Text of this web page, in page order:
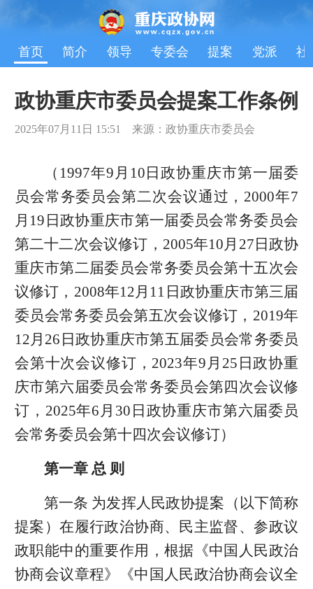
首页 简介 领导 专委会 提案 党派 社
政协重庆市委员会提案工作条例
2025年07月11日 15:51 来源：政协重庆市委员会
（1997年9月10日政协重庆市第一届委
员会常务委员会第二次会议通过，2000年7
月19日政协重庆市第一届委员会常务委员会
第二十二次会议修订，2005年10月27日政协
重庆市第二届委员会常务委员会第十五次会
议修订，2008年12月11日政协重庆市第三届
委员会常务委员会第五次会议修订，2019年
12月26日政协重庆市第五届委员会常务委员
会第十次会议修订，2023年9月25日政协重
庆市第六届委员会常务委员会第四次会议修
订，2025年6月30日政协重庆市第六届委员
会常务委员会第十四次会议修订）
第一章 总 则
第一条 为发挥人民政协提案（以下简称
提案）在履行政治协商、民主监督、参政议
政职能中的重要作用，根据《中国人民政治
协商会议章程》《中国人民政治协商会议全